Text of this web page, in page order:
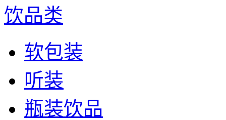
饮品类
软包装
听装
瓶装饮品